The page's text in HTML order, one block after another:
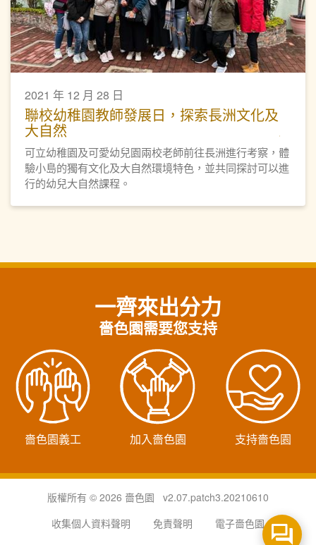
2021 年 12 月 28 日
聯校幼稚園教師發展日，探索長洲文化及
大自然
可立幼稚園及可愛幼兒園兩校老師前往長洲進行考察，體
驗小島的獨有文化及大自然環境特色，並共同探討可以進
行的幼兒大自然課程。
一齊來出分力
嗇色園需要您支持
嗇色園義工 加入嗇色園 支持嗇色園
版權所有 © 2026 嗇色園 v2.07.patch3.20210610
收集個人資料聲明
免責聲明
電子嗇色園